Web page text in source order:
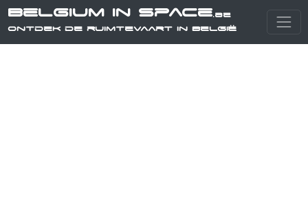
Belgium in Space.be
Ontdek de ruimtevaart in België